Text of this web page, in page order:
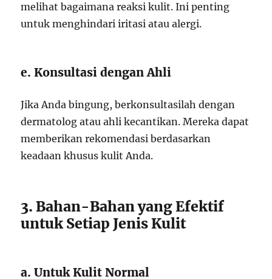
melihat bagaimana reaksi kulit. Ini penting
untuk menghindari iritasi atau alergi.
e. Konsultasi dengan Ahli
Jika Anda bingung, berkonsultasilah dengan
dermatolog atau ahli kecantikan. Mereka dapat
memberikan rekomendasi berdasarkan
keadaan khusus kulit Anda.
3. Bahan-Bahan yang Efektif
untuk Setiap Jenis Kulit
a. Untuk Kulit Normal